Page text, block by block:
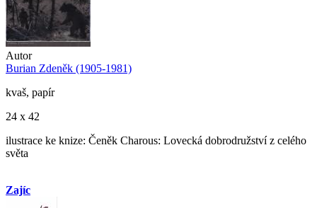
Autor
Burian Zdeněk (1905-1981)
kvaš, papír
24 x 42
ilustrace ke knize: Čeněk Charous: Lovecká dobrodružství z celého
světa
Zajíc